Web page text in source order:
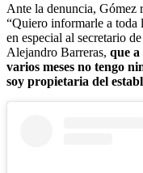
Ante la denuncia, Gómez
“Quiero informarle a
en especial al secretario
Alejandro Barreras, que a
varios meses no tengo
soy propietaria del